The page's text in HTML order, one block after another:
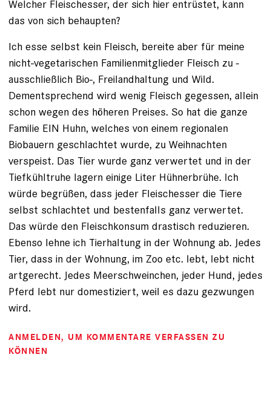
Welcher Fleischesser, der sich hier entrüstet, kann
das von sich behaupten?
Ich esse selbst kein Fleisch, bereite aber für meine
nicht-vegetarischen Familienmitglieder Fleisch zu -
ausschließlich Bio-, Freilandhaltung und Wild.
Dementsprechend wird wenig Fleisch gegessen, allein
schon wegen des höheren Preises. So hat die ganze
Familie EIN Huhn, welches von einem regionalen
Biobauern geschlachtet wurde, zu Weihnachten
verspeist. Das Tier wurde ganz verwertet und in der
Tiefkühltruhe lagern einige Liter Hühnerbrühe. Ich
würde begrüßen, dass jeder Fleischesser die Tiere
selbst schlachtet und bestenfalls ganz verwertet.
Das würde den Fleischkonsum drastisch reduzieren.
Ebenso lehne ich Tierhaltung in der Wohnung ab. Jedes
Tier, dass in der Wohnung, im Zoo etc. lebt, lebt nicht
artgerecht. Jedes Meerschweinchen, jeder Hund, jedes
Pferd lebt nur domestiziert, weil es dazu gezwungen
wird.
ANMELDEN, UM KOMMENTARE VERFASSEN ZU
KÖNNEN